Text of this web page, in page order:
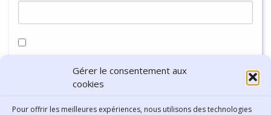
Gérer le consentement aux
cookies
Pour offrir les meilleures expériences, nous utilisons des technologies
navigateur pour mon prochain commentaire.